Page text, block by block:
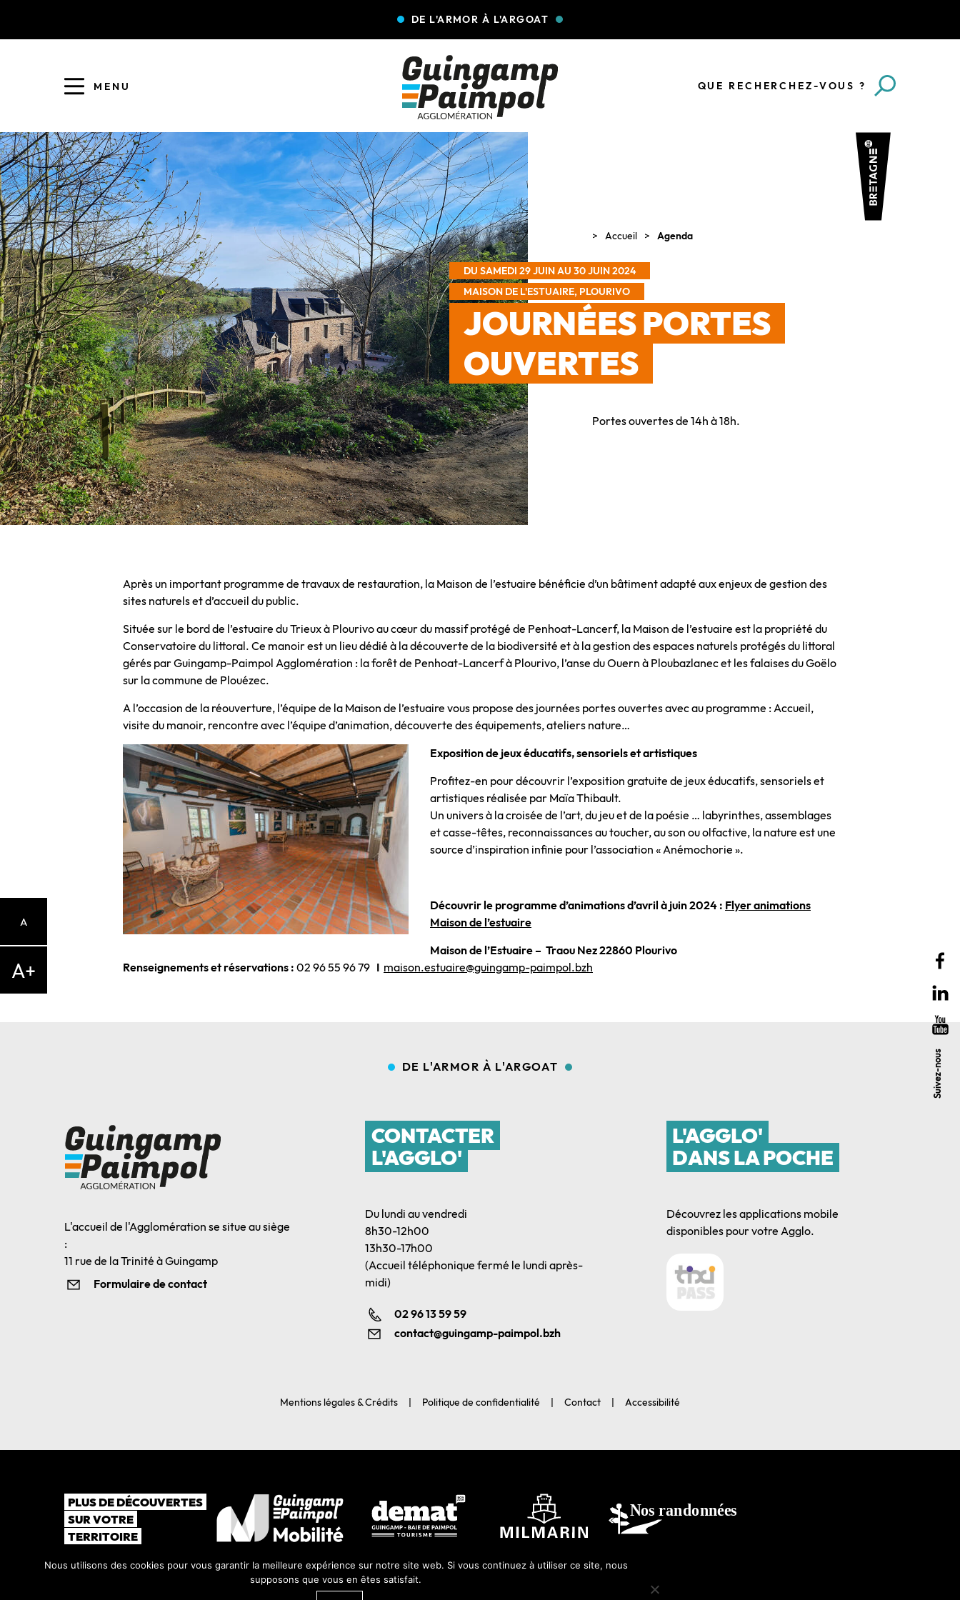
DE L'ARMOR À L'ARGOAT
MENU QUE RECHERCHEZ-VOUS ?
ENFANCE JEUNESSE L'AGGLO' RECRUTE
ASSOCIATIONS PISCINES
Suivez-nous
Accueil Agenda
DU SAMEDI 29 JUIN AU 30 JUIN 2024
MAISON DE L'ESTUAIRE, PLOURIVO
JOURNÉES PORTES
OUVERTES
Portes ouvertes de 14h à 18h.
A
A+
Après un important programme de travaux de restauration, la Maison de l’estuaire bénéficie d’un bâtiment adapté aux enjeux de gestion des
sites naturels et d’accueil du public.
Située sur le bord de l’estuaire du Trieux à Plourivo au cœur du massif protégé de Penhoat-Lancerf, la Maison de l’estuaire est la propriété du
Conservatoire du littoral. Ce manoir est un lieu dédié à la découverte de la biodiversité et à la gestion des espaces naturels protégés du littoral
gérés par Guingamp-Paimpol Agglomération : la forêt de Penhoat-Lancerf à Plourivo, l’anse du Ouern à Ploubazlanec et les falaises du Goëlo
sur la commune de Plouézec.
A l’occasion de la réouverture, l’équipe de la Maison de l’estuaire vous propose des journées portes ouvertes avec au programme : Accueil,
visite du manoir, rencontre avec l’équipe d’animation, découverte des équipements, ateliers nature…
Exposition de jeux éducatifs, sensoriels et artistiques
Profitez-en pour découvrir l’exposition gratuite de jeux éducatifs, sensoriels et
artistiques réalisée par Maïa Thibault.
Un univers à la croisée de l’art, du jeu et de la poésie … labyrinthes, assemblages
et casse-têtes, reconnaissances au toucher, au son ou olfactive, la nature est une
source d’inspiration infinie pour l’association « Anémochorie ».
Découvrir le programme d’animations d’avril à juin 2024 : Flyer animations
Maison de l’estuaire
Maison de l’Estuaire – Traou Nez 22860 Plourivo
Renseignements et réservations : 02 96 55 96 79 I maison.estuaire@guingamp-paimpol.bzh
DE L'ARMOR À L'ARGOAT
L'accueil de l'Agglomération se situe au siège
:
11 rue de la Trinité à Guingamp
Formulaire de contact
CONTACTER
L'AGGLO'
Du lundi au vendredi
8h30-12h00
13h30-17h00
(Accueil téléphonique fermé le lundi après-
midi)
02 96 13 59 59
contact@guingamp-paimpol.bzh
L'AGGLO'
DANS LA POCHE
Découvrez les applications mobile
disponibles pour votre Agglo.
Mentions légales & Crédits Politique de confidentialité Contact Accessibilité
PLUS DE DÉCOUVERTES
SUR VOTRE
TERRITOIRE
© 2026-Guingamp-Paimpol Agglomération |
Nous utilisons des cookies pour vous garantir la meilleure expérience sur notre site web. Si vous continuez à utiliser ce site, nous
supposons que vous en êtes satisfait.